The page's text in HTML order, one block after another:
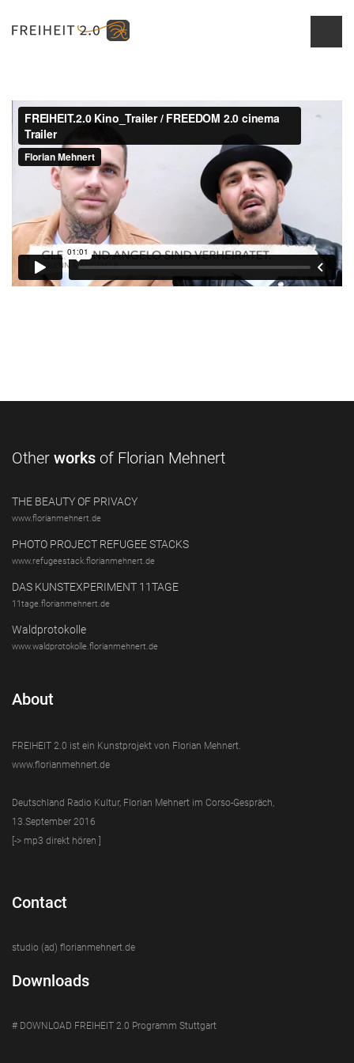
Other works of Florian Mehnert
THE BEAUTY OF PRIVACY
www.florianmehnert.de
PHOTO PROJECT REFUGEE STACKS
www.refugeestack.florianmehnert.de
DAS KUNSTEXPERIMENT 11TAGE
11tage.florianmehnert.de
Waldprotokolle
www.waldprotokolle.florianmehnert.de
About
FREIHEIT 2.0 ist ein Kunstprojekt von Florian Mehnert.
www.florianmehnert.de
Deutschland Radio Kultur, Florian Mehnert im Corso-Gespräch,
13.September 2016
[-> mp3 direkt hören ]
Contact
studio (ad) florianmehnert.de
Downloads
# DOWNLOAD FREIHEIT 2.0 Programm Stuttgart